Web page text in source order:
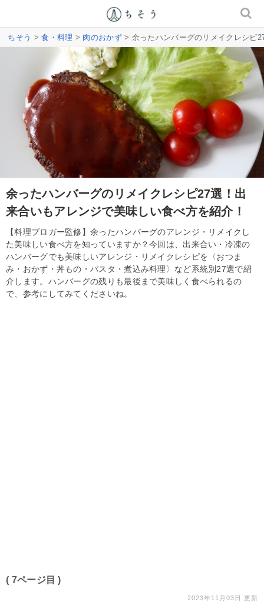
ちそう >食・料理 > 肉のおかず> 余ったハンバーグのリメイクレシピ
余ったハンバーグのリメイクレシピ27選！出
来合いもアレンジで美味しい食べ方を紹介！
【料理ブロガー監修】余ったハンバーグのアレンジ・リメイクし
た美味しい食べ方を知っていますか？今回は、出来合い・冷凍の
ハンバーグでも美味しいアレンジ・リメイクレシピを〈おつま
み・おかず・丼もの・パスタ・煮込み料理〉など系統別27選で紹
介します。ハンバーグの残りも最後まで美味しく食べられるの
で、参考にしてみてくださいね。
( 7ページ目 )
2023年11月03日 更新